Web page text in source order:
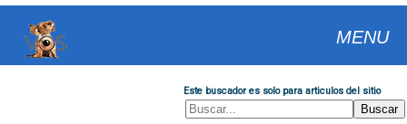
MENU
Este buscador es solo para articulos del sitio